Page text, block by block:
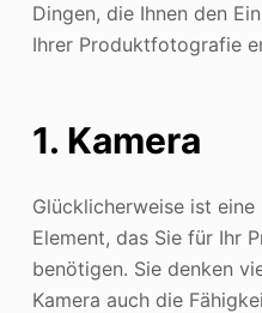
Dingen, die Ihnen den
Ihrer Produktfotografie
1. Kamera
Glücklicherweise ist
Element, das Sie für Ihr
benötigen. Sie denken
Kamera auch die